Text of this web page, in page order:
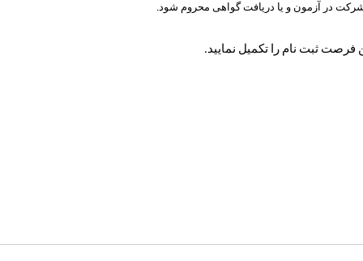
در آزمون و یا دریافت گواهی محروم شود.
فرصت ثبت نام را تکمیل نمایید.